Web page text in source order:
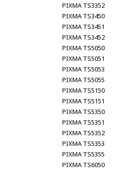
PIXMA TS3352
PIXMA TS3450
PIXMA TS3451
PIXMA TS3452
PIXMA TS5050
PIXMA TS5051
PIXMA TS5053
PIXMA TS5055
PIXMA TS5150
PIXMA TS5151
PIXMA TS5350
PIXMA TS5351
PIXMA TS5352
PIXMA TS5353
PIXMA TS5355
PIXMA TS6050